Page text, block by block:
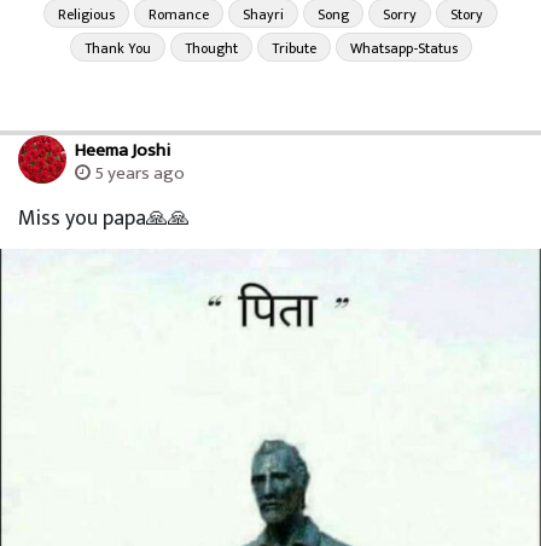
Religious
Romance Shayri Song Sorry
Story
Thank You
Thought Tribute Whatsapp-Status
Heema Joshi
5 years ago
Miss you papa🙏🙏